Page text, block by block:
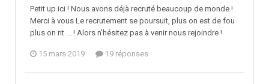
Petit up ici ! Nous avons déjà recruté beaucoup de monde !
Merci à vous Le recrutement se poursuit, plus on est de fou
plus on rit ... ! Alors n'hésitez pas à venir nous rejoindre !
15 mars 2019 19 réponses